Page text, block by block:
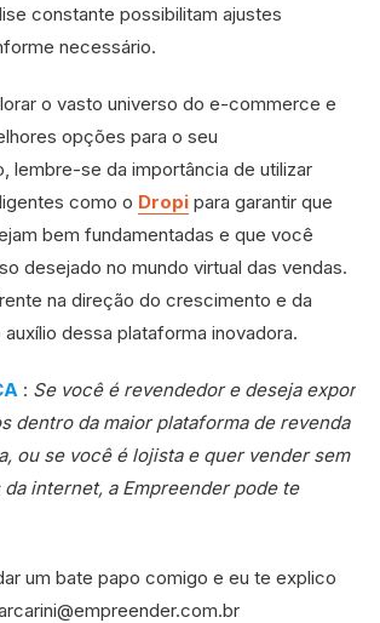
constante possibilitam ajustes
necessário.
o vasto universo do e-commerce e
opções para o seu
lembre-se da importância de utilizar
como o Dropi para garantir que
bem fundamentadas e que você
desejado no mundo virtual das vendas.
na direção do crescimento e da
dessa plataforma inovadora.
: Se você é revendedor e deseja expor
dentro da maior plataforma de revenda
ou se você é lojista e quer vender sem
internet, a Empreender pode te
um bate papo comigo e eu te explico